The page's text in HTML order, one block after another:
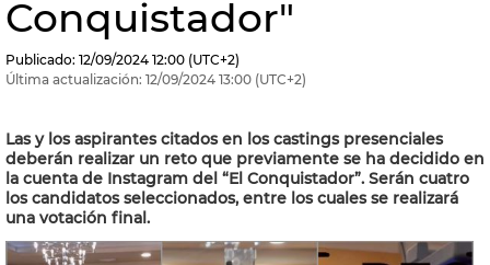
Conquistador"
Publicado: 12/09/2024 12:00 (UTC+2)
Última actualización: 12/09/2024 13:00 (UTC+2)
Las y los aspirantes citados en los castings presenciales
deberán realizar un reto que previamente se ha decidido en
la cuenta de Instagram del “El Conquistador”. Serán cuatro
los candidatos seleccionados, entre los cuales se realizará
una votación final.